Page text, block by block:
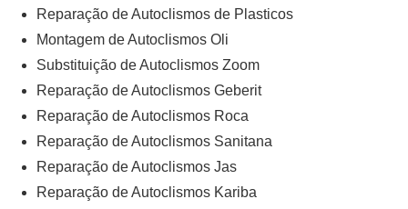
Reparação de Autoclismos de Plasticos
Montagem de Autoclismos Oli
Substituição de Autoclismos Zoom
Reparação de Autoclismos Geberit
Reparação de Autoclismos Roca
Reparação de Autoclismos Sanitana
Reparação de Autoclismos Jas
Reparação de Autoclismos Kariba